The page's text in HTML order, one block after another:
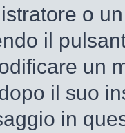
o
il
un
il suo
in